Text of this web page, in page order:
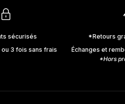
sécurisés
3 fois sans frais
*Retours
Échanges et
*Hors